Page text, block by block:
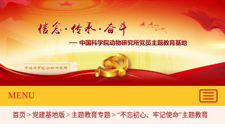
MENU
首页 > 党建基地版 > 主题教育专题 > “不忘初心、牢记使命”主题教育